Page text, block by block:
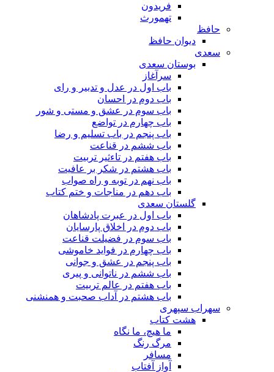
فریدون
تهمورث
حافظ
دیوان حافظ
سعدی
بوستان سعدی
سرآغاز
باب اول در عدل و تدبیر و رای
باب دوم در احسان
باب سوم در عشق و مستی و شور
باب چهارم در تواضع
باب پنجم در باب تسلیم و رضا
باب ششم در قناعت
باب هفتم در تاءثیر تربیت
باب هشتم در شکر بر عافیت
باب نهم در توبه و راه صواب
باب دهم در مناجات و ختم کتاب
گلستان سعدی
باب اول در عبرت پادشاهان
باب دوم در اخلاق پارسایان
باب سوم در فضیلت قناعت
باب چهارم در فواید خاموشى
باب پنجم در عشق و جوانى
باب ششم در ناتوانى و پیرى
باب هفتم در عالم تربیت
باب هشتم در آداب صحبت و همنشنى
سهراب سپهری
هشت کتاب
ما هیچ، ما نگاه
مرگ رنگ
مسافر
آواز آفتاب